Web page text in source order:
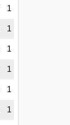
1
1
1
1
1
1